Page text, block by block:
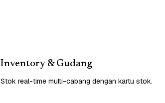
Inventory & Gudang
Stok real-time multi-cabang dengan kartu stok.